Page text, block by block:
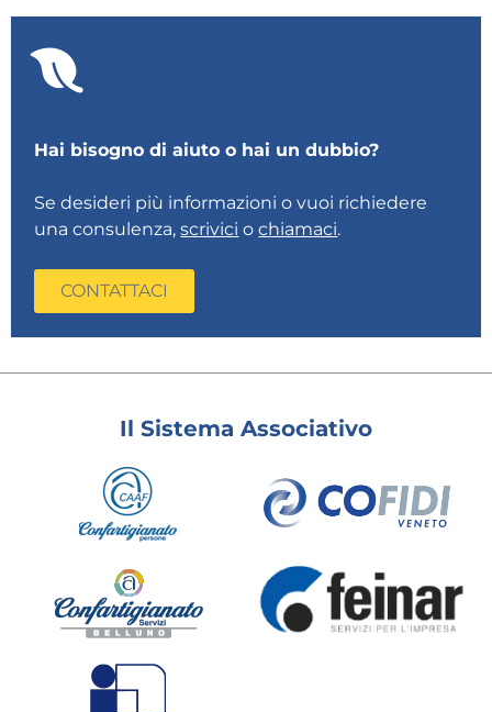
Hai bisogno di aiuto o hai un dubbio?
Se desideri più informazioni o vuoi richiedere
una consulenza,scrivici ochiamaci.
CONTATTACI
Il Sistema Associativo